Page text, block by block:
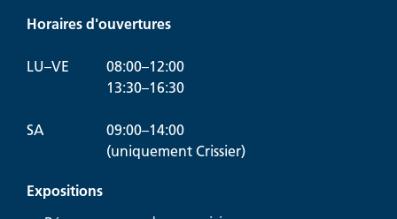
Horaires d'ouvertures
LU–VE
08:00–12:00
13:30–16:30
SA
09:00–14:00
(uniquement Crissier)
Expositions